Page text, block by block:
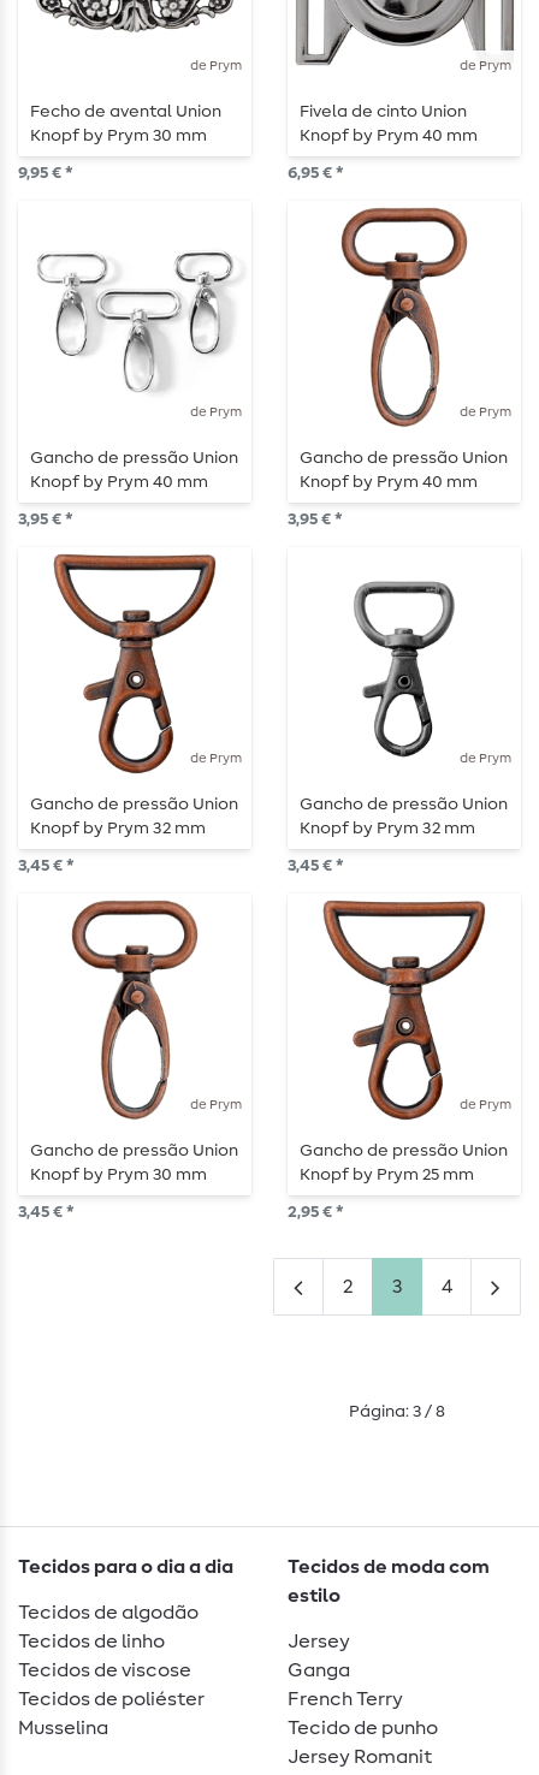
de Prym
Fecho de avental Union
Knopf by Prym 30 mm
prata
9,95 € *
de Prym
Fivela de cinto Union
Knopf by Prym 40 mm
aço redondo
6,95 € *
de Prym
Gancho de pressão Union
Knopf by Prym 40 mm
prata lisa
3,95 € *
de Prym
Gancho de pressão Union
Knopf by Prym 40 mm
cobre velho liso
3,95 € *
de Prym
Gancho de pressão Union
Knopf by Prym 32 mm
redondo cobre
3,45 € *
de Prym
Gancho de pressão Union
Knopf by Prym 32 mm
redondo prata antiga
3,45 € *
de Prym
Gancho de pressão Union
Knopf by Prym 30 mm
cobre plano
3,45 € *
de Prym
Gancho de pressão Union
Knopf by Prym 25 mm
redondo cobre
2,95 € *
2 3 4
Página: 3 / 8
Tecidos para o dia a dia
Tecidos de algodão
Tecidos de linho
Tecidos de viscose
Tecidos de poliéster
Musselina
Tecidos de moda com
estilo
Jersey
Ganga
French Terry
Tecido de punho
Jersey Romanit